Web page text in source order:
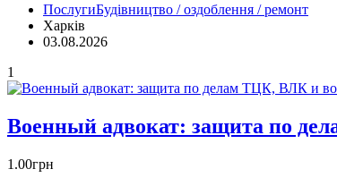
ПослугиБудівництво / оздоблення / ремонт
Харків
03.08.2026
1
Военный адвокат: защита по
1.00грн